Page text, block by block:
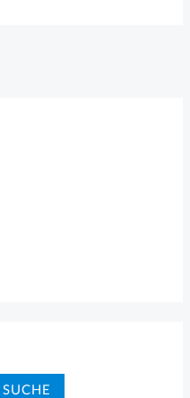
SUCHE